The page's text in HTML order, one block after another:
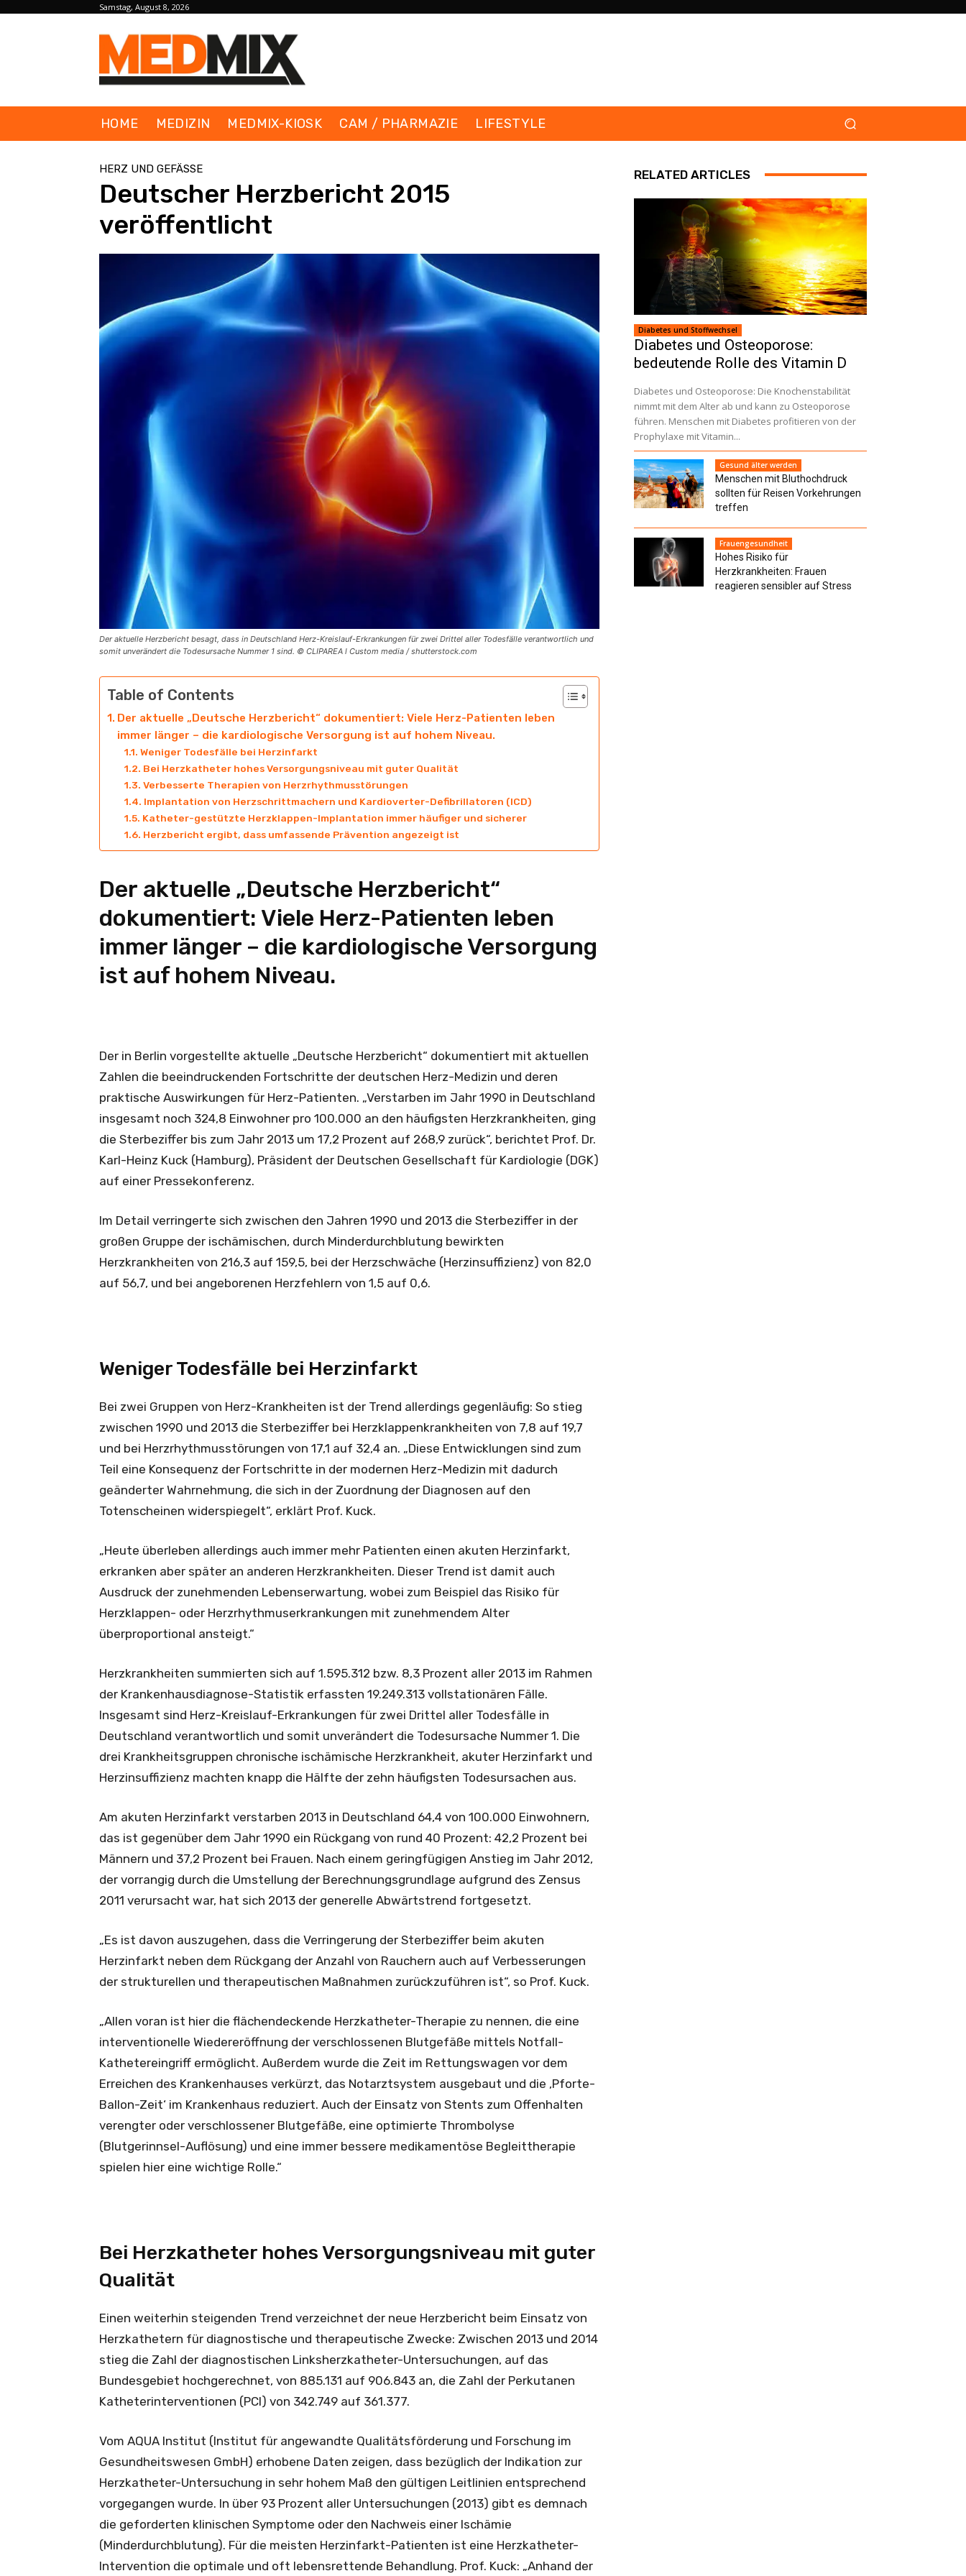
Samstag, August 8, 2026
HOME MEDIZIN MEDMIX-KIOSK CAM / PHARMAZIE LIFESTYLE
HERZ UND GEFÄSSE
Deutscher Herzbericht 2015
veröffentlicht
Der aktuelle Herzbericht besagt, dass in Deutschland Herz-Kreislauf-Erkrankungen für zwei Drittel aller Todesfälle verantwortlich und
somit unverändert die Todesursache Nummer 1 sind. © CLIPAREA l Custom media / shutterstock.com
Table of Contents
Der aktuelle „Deutsche Herzbericht“ dokumentiert: Viele Herz-Patienten leben
immer länger – die kardiologische Versorgung ist auf hohem Niveau.
Weniger Todesfälle bei Herzinfarkt
Bei Herzkatheter hohes Versorgungsniveau mit guter Qualität
Verbesserte Therapien von Herzrhythmusstörungen
Implantation von Herzschrittmachern und Kardioverter-Defibrillatoren (ICD)
Katheter-gestützte Herzklappen-Implantation immer häufiger und sicherer
Herzbericht ergibt, dass umfassende Prävention angezeigt ist
Der aktuelle „Deutsche Herzbericht“
dokumentiert: Viele Herz-Patienten leben
immer länger – die kardiologische Versorgung
ist auf hohem Niveau.
Der in Berlin vorgestellte aktuelle „Deutsche Herzbericht“ dokumentiert mit aktuellen
Zahlen die beeindruckenden Fortschritte der deutschen Herz-Medizin und deren
praktische Auswirkungen für Herz-Patienten. „Verstarben im Jahr 1990 in Deutschland
insgesamt noch 324,8 Einwohner pro 100.000 an den häufigsten Herzkrankheiten, ging
die Sterbeziffer bis zum Jahr 2013 um 17,2 Prozent auf 268,9 zurück“, berichtet Prof. Dr.
Karl-Heinz Kuck (Hamburg), Präsident der Deutschen Gesellschaft für Kardiologie (DGK)
auf einer Pressekonferenz.
Im Detail verringerte sich zwischen den Jahren 1990 und 2013 die Sterbeziffer in der
großen Gruppe der ischämischen, durch Minderdurchblutung bewirkten
Herzkrankheiten von 216,3 auf 159,5, bei der Herzschwäche (Herzinsuffizienz) von 82,0
auf 56,7, und bei angeborenen Herzfehlern von 1,5 auf 0,6.
Weniger Todesfälle bei Herzinfarkt
Bei zwei Gruppen von Herz-Krankheiten ist der Trend allerdings gegenläufig: So stieg
zwischen 1990 und 2013 die Sterbeziffer bei Herzklappenkrankheiten von 7,8 auf 19,7
und bei Herzrhythmusstörungen von 17,1 auf 32,4 an. „Diese Entwicklungen sind zum
Teil eine Konsequenz der Fortschritte in der modernen Herz-Medizin mit dadurch
geänderter Wahrnehmung, die sich in der Zuordnung der Diagnosen auf den
Totenscheinen widerspiegelt“, erklärt Prof. Kuck.
„Heute überleben allerdings auch immer mehr Patienten einen akuten Herzinfarkt,
erkranken aber später an anderen Herzkrankheiten. Dieser Trend ist damit auch
Ausdruck der zunehmenden Lebenserwartung, wobei zum Beispiel das Risiko für
Herzklappen- oder Herzrhythmuserkrankungen mit zunehmendem Alter
überproportional ansteigt.“
Herzkrankheiten summierten sich auf 1.595.312 bzw. 8,3 Prozent aller 2013 im Rahmen
der Krankenhausdiagnose-Statistik erfassten 19.249.313 vollstationären Fälle.
Insgesamt sind Herz-Kreislauf-Erkrankungen für zwei Drittel aller Todesfälle in
Deutschland verantwortlich und somit unverändert die Todesursache Nummer 1. Die
drei Krankheitsgruppen chronische ischämische Herzkrankheit, akuter Herzinfarkt und
Herzinsuffizienz machten knapp die Hälfte der zehn häufigsten Todesursachen aus.
Am akuten Herzinfarkt verstarben 2013 in Deutschland 64,4 von 100.000 Einwohnern,
das ist gegenüber dem Jahr 1990 ein Rückgang von rund 40 Prozent: 42,2 Prozent bei
Männern und 37,2 Prozent bei Frauen. Nach einem geringfügigen Anstieg im Jahr 2012,
der vorrangig durch die Umstellung der Berechnungsgrundlage aufgrund des Zensus
2011 verursacht war, hat sich 2013 der generelle Abwärtstrend fortgesetzt.
„Es ist davon auszugehen, dass die Verringerung der Sterbeziffer beim akuten
Herzinfarkt neben dem Rückgang der Anzahl von Rauchern auch auf Verbesserungen
der strukturellen und therapeutischen Maßnahmen zurückzuführen ist“, so Prof. Kuck.
„Allen voran ist hier die flächendeckende Herzkatheter-Therapie zu nennen, die eine
interventionelle Wiedereröffnung der verschlossenen Blutgefäße mittels Notfall-
Kathetereingriff ermöglicht. Außerdem wurde die Zeit im Rettungswagen vor dem
Erreichen des Krankenhauses verkürzt, das Notarztsystem ausgebaut und die ‚Pforte-
Ballon-Zeit‘ im Krankenhaus reduziert. Auch der Einsatz von Stents zum Offenhalten
verengter oder verschlossener Blutgefäße, eine optimierte Thrombolyse
(Blutgerinnsel-Auflösung) und eine immer bessere medikamentöse Begleittherapie
spielen hier eine wichtige Rolle.“
Bei Herzkatheter hohes Versorgungsniveau mit guter
Qualität
Einen weiterhin steigenden Trend verzeichnet der neue Herzbericht beim Einsatz von
Herzkathetern für diagnostische und therapeutische Zwecke: Zwischen 2013 und 2014
stieg die Zahl der diagnostischen Linksherzkatheter-Untersuchungen, auf das
Bundesgebiet hochgerechnet, von 885.131 auf 906.843 an, die Zahl der Perkutanen
Katheterinterventionen (PCI) von 342.749 auf 361.377.
Vom AQUA Institut (Institut für angewandte Qualitätsförderung und Forschung im
Gesundheitswesen GmbH) erhobene Daten zeigen, dass bezüglich der Indikation zur
Herzkatheter-Untersuchung in sehr hohem Maß den gültigen Leitlinien entsprechend
vorgegangen wurde. In über 93 Prozent aller Untersuchungen (2013) gibt es demnach
die geforderten klinischen Symptome oder den Nachweis einer Ischämie
(Minderdurchblutung). Für die meisten Herzinfarkt-Patienten ist eine Herzkatheter-
Intervention die optimale und oft lebensrettende Behandlung. Prof. Kuck: „Anhand der
RELATED ARTICLES
Diabetes und Stoffwechsel
Diabetes und Osteoporose:
bedeutende Rolle des Vitamin D
Diabetes und Osteoporose: Die Knochenstabilität
nimmt mit dem Alter ab und kann zu Osteoporose
führen. Menschen mit Diabetes profitieren von der
Prophylaxe mit Vitamin...
Gesund älter werden
Menschen mit Bluthochdruck
sollten für Reisen Vorkehrungen
treffen
Frauengesundheit
Hohes Risiko für
Herzkrankheiten: Frauen
reagieren sensibler auf Stress